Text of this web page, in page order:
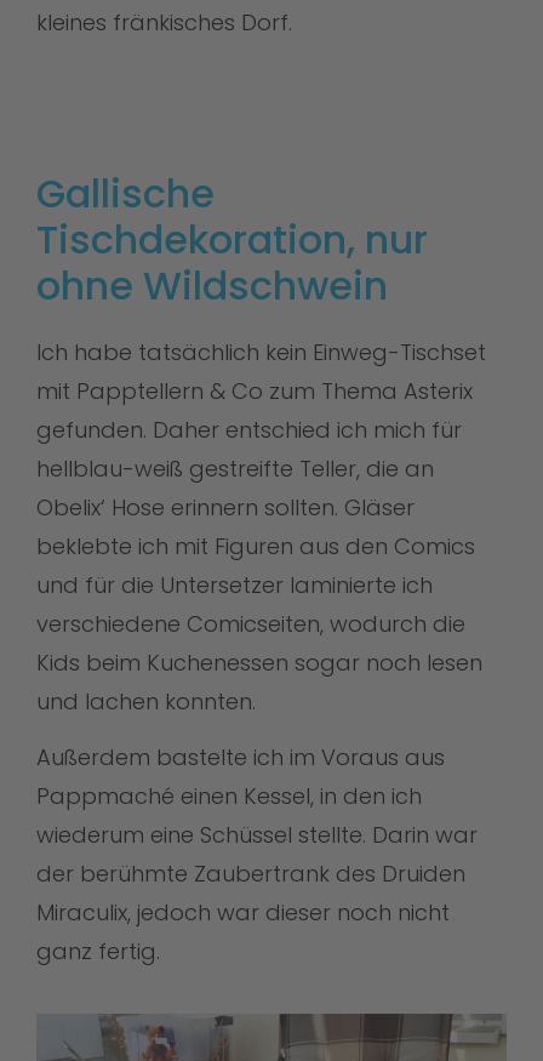
kleines fränkisches Dorf.
Gallische
Tischdekoration, nur
ohne Wildschwein
Ich habe tatsächlich kein Einweg-Tischset
mit Papptellern & Co zum Thema Asterix
gefunden. Daher entschied ich mich für
hellblau-weiß gestreifte Teller, die an
Obelix‘ Hose erinnern sollten. Gläser
beklebte ich mit Figuren aus den Comics
und für die Untersetzer laminierte ich
verschiedene Comicseiten, wodurch die
Kids beim Kuchenessen sogar noch lesen
und lachen konnten.
Außerdem bastelte ich im Voraus aus
Pappmaché einen Kessel, in den ich
wiederum eine Schüssel stellte. Darin war
der berühmte Zaubertrank des Druiden
Miraculix, jedoch war dieser noch nicht
ganz fertig.